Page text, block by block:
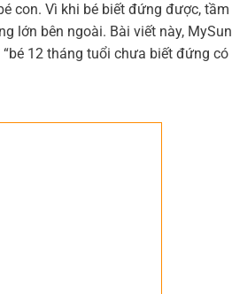
con. Vì khi bé biết đứng được, tầm
lớn bên ngoài. Bài viết này, MySun
12 tháng tuổi chưa biết đứng có